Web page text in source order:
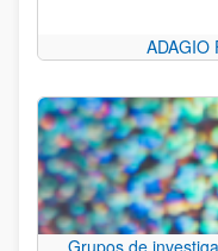
ADAGIO
Grupos de